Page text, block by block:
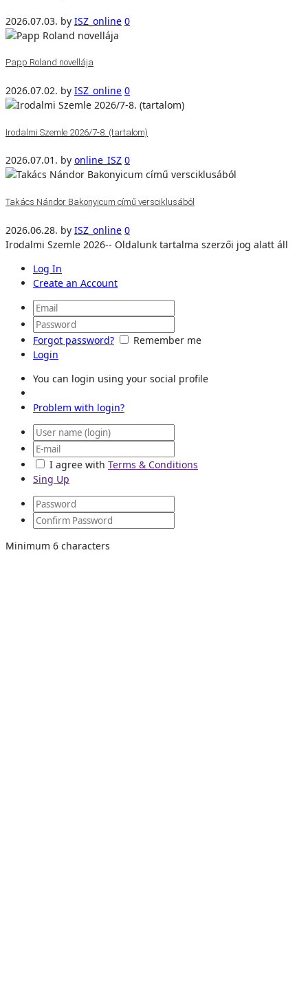
2026.07.03. by ISZ_online 0
Papp Roland novellája
2026.07.02. by ISZ_online 0
Irodalmi Szemle 2026/7-8. (tartalom)
2026.07.01. by online_ISZ 0
Takács Nándor Bakonyicum című versciklusából
2026.06.28. by ISZ_online 0
Irodalmi Szemle 2026-- Oldalunk tartalma szerzői jog alatt áll
Log In
Create an Account
Forgot password?
Remember me
Login
You can login using your social profile
Problem with login?
I agree with Terms & Conditions
Sing Up
Minimum 6 characters